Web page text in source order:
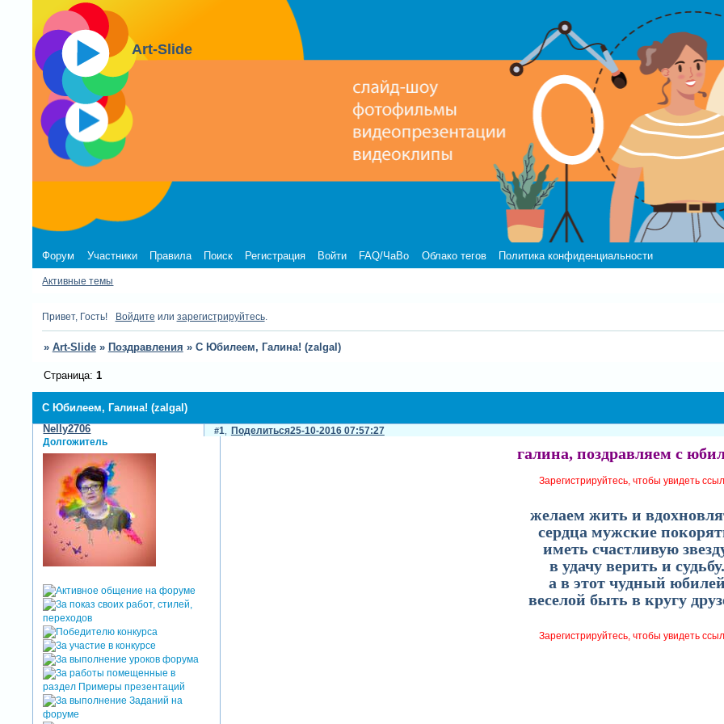
Art-Slide
Форум Участники Правила Поиск Регистрация Войти FAQ/ЧаВо Облако тегов Политика конфиденциальности
Активные темы
Привет, Гость! Войдите или зарегистрируйтесь.
» Art-Slide » Поздравления » С Юбилеем, Галина! (zalgal)
С Юбилеем, Галина! (zalgal)
Страница: 1
Поделиться
1 25-10-2016 07:57:27
Nelly2706
Долгожитель
галина, поздравляем с
Зарегистрируйтесь, чтобы увидеть
желаем жить и
сердца мужские
иметь счастливую
в удачу верить и судьбу.
а в этот чудный
веселой быть в кругу
Зарегистрируйтесь, чтобы увидеть